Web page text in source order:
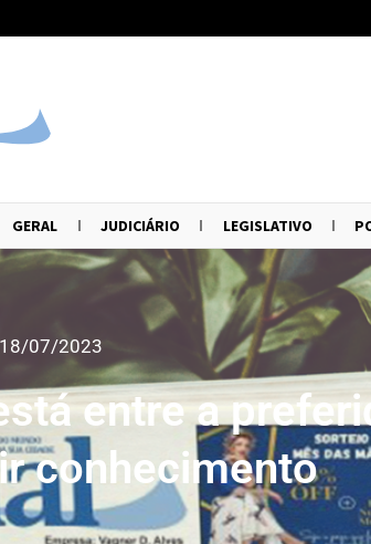
GERAL JUDICIÁRIO LEGISLATIVO
18/07/2023
entre a
conhecimento